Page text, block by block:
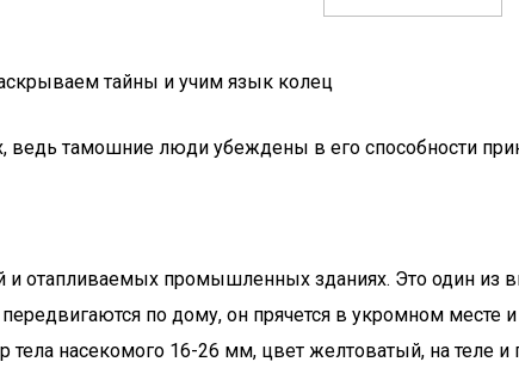
тайны и учим язык колец
ведь тамошние люди убеждены в его способности
отапливаемых промышленных зданиях. Это один из
передвигаются по дому, он прячется в укромном
тела насекомого 16-26 мм, цвет желтоватый, на теле